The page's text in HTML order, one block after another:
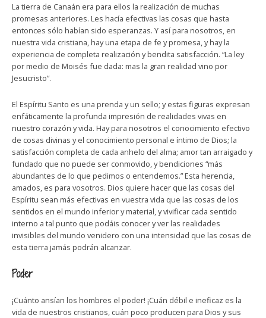
La tierra de Canaán era para ellos la realización de muchas
promesas anteriores. Les hacía efectivas las cosas que hasta
entonces sólo habían sido esperanzas. Y así para nosotros, en
nuestra vida cristiana, hay una etapa de fe y promesa, y hay la
experiencia de completa realización y bendita satisfacción. “La ley
por medio de Moisés fue dada: mas la gran realidad vino por
Jesucristo”.
El Espíritu Santo es una prenda y un sello; y estas figuras expresan
enfáticamente la profunda impresión de realidades vivas en
nuestro corazón y vida. Hay para nosotros el conocimiento efectivo
de cosas divinas y el conocimiento personal e íntimo de Dios; la
satisfacción completa de cada anhelo del alma; amor tan arraigado y
fundado que no puede ser conmovido, y bendiciones “más
abundantes de lo que pedimos o entendemos.” Esta herencia,
amados, es para vosotros. Dios quiere hacer que las cosas del
Espíritu sean más efectivas en vuestra vida que las cosas de los
sentidos en el mundo inferior y material, y vivificar cada sentido
interno a tal punto que podáis conocer y ver las realidades
invisibles del mundo venidero con una intensidad que las cosas de
esta tierra jamás podrán alcanzar.
Poder
¡Cuánto ansían los hombres el poder! ¡Cuán débil e ineficaz es la
vida de nuestros cristianos, cuán poco producen para Dios y sus